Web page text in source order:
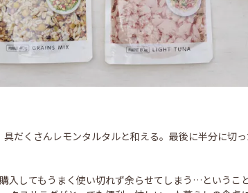
だくさんレモンタルタルと和える。最後に半分に切
入してもうまく使い切れず余らせてしまう…というこ